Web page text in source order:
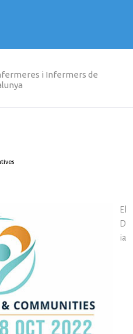
i Infermers de
El
D
ia